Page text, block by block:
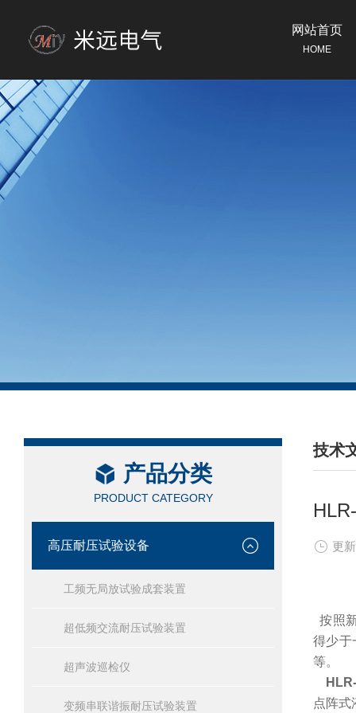
网站首页
HOME
产品分类
PRODUCT CATEGORY
高压耐压试验设备
工频无局放试验成套装置
超低频交流耐压试验装置
超声波巡检仪
变频串联谐振耐压试验装置
技术
/
更
按照
得少于
等。
点阵式